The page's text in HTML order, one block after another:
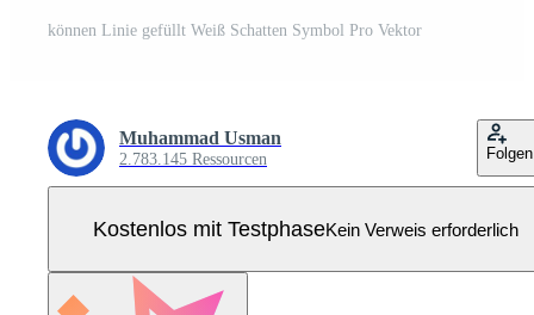
können Linie gefüllt Weiß Schatten Symbol Pro Vektor
Muhammad Usman
2.783.145 Ressourcen Folgen
Kostenlos mit TestphaseKein Verweis erforderlich